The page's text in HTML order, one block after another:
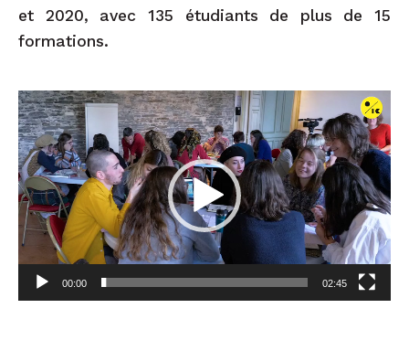
et 2020, avec 135 étudiants de plus de 15
formations.
Lecteur
vidéo
00:00 02:45